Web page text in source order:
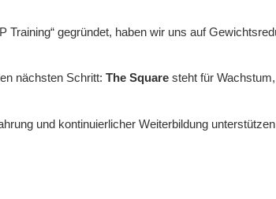
gegründet, haben wir uns auf
nächsten Schritt: The Square steht für
und kontinuierlicher Weiterbildung